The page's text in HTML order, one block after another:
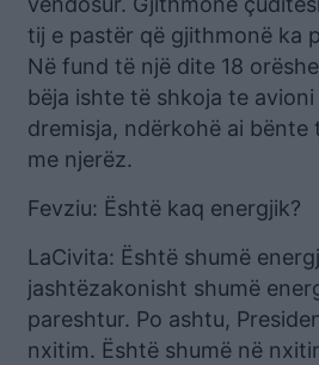
tij e pastër që gjithmonë ka
Në fund të një dite 18
bëja ishte të shkoja te
dremisja, ndërkohë ai
me njerëz.
Fevziu: Është kaq energjik?
LaCivita: Është shumë
jashtëzakonisht shumë
pareshtur. Po ashtu,
nxitim. Është shumë në